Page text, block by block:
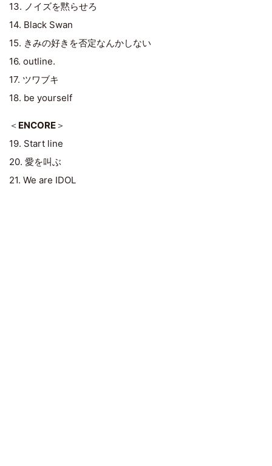
13. ノイズを黙らせろ
14. Black Swan
15. きみの好きを否定なんかしない
16. outline.
17. ツワブキ
18. be yourself
＜ ENCORE＞
19. Start line
20. 愛を叫ぶ
21. We are IDOL